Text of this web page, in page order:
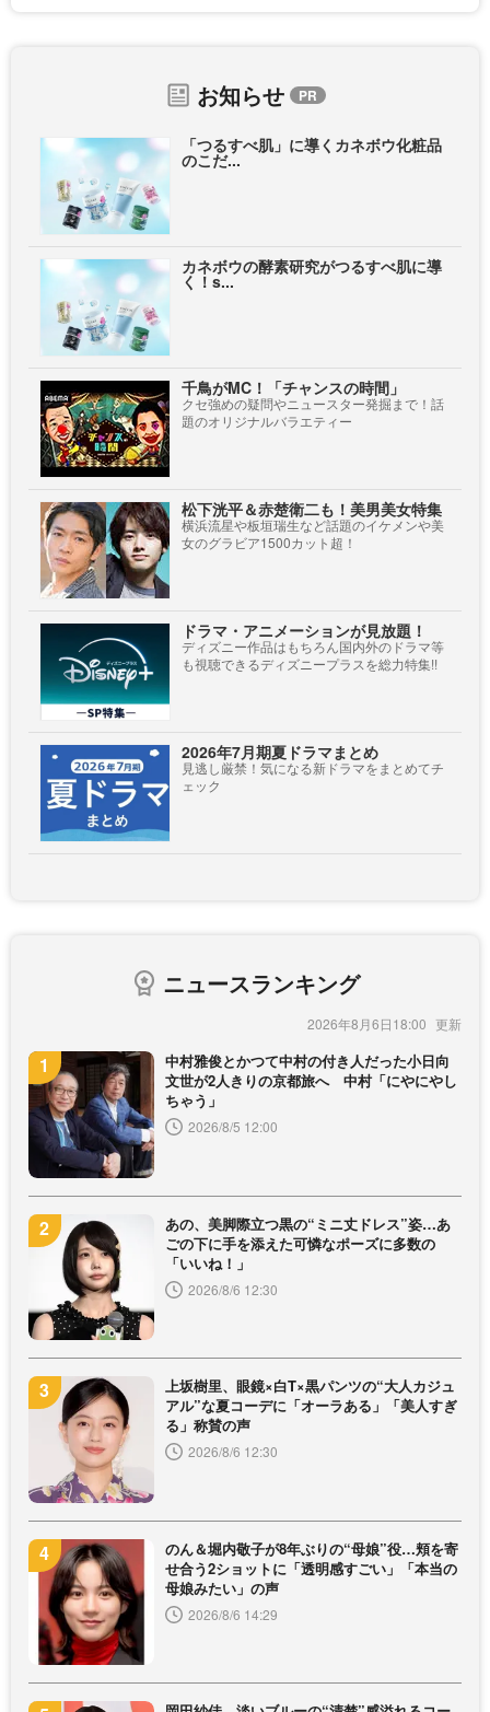
お知らせ
「つるすべ肌」に導くカネボウ化粧品
のこだ...
カネボウの酵素研究がつるすべ肌に導
く！s...
千鳥がMC！「チャンスの時間」
クセ強めの疑問やニュースター発掘まで！話
題のオリジナルバラエティー
松下洸平＆赤楚衛二も！美男美女特集
横浜流星や板垣瑞生など話題のイケメンや美
女のグラビア1500カット超！
ドラマ・アニメーションが見放題！
ディズニー作品はもちろん国内外のドラマ等
も視聴できるディズニープラスを総力特集!!
2026年7月期夏ドラマまとめ
見逃し厳禁！気になる新ドラマをまとめてチ
ェック
ニュースランキング
2026年8月6日18:00
中村雅俊とかつて中村の付き人だった小日向
文世が2人きりの京都旅へ 中村「にやにやし
ちゃう」
2026/8/5 12:00
あの、美脚際立つ黒の“ミニ丈ドレス”姿…あ
ごの下に手を添えた可憐なポーズに多数の
「いいね！」
2026/8/6 12:30
上坂樹里、眼鏡×白T×黒パンツの“大人カジュ
アル”な夏コーデに「オーラある」「美人すぎ
る」称賛の声
2026/8/6 12:30
のん＆堀内敬子が8年ぶりの“母娘”役…頬を寄
せ合う2ショットに「透明感すごい」「本当の
母娘みたい」の声
2026/8/6 14:29